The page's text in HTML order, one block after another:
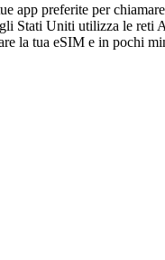
preferite per
Stati Uniti utilizza le
la tua eSIM e in pochi